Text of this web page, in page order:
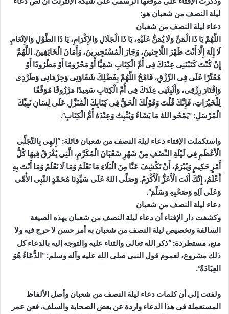
ليلة النصف من شعبان هو:
دعاء ليلة النصف من شعبان
اللَّهُمَّ يَا ذَا الْمَنِّ وَلَا يُمَنُّ عَلَيْهِ، يَا ذَا الْجَلَالِ وَالإِكْرَامِ، يَا ذَا الطَّوْلِ وَالإِنْعَامِ.
لَا إِلَهَ إِلَّا أَنْتَ ظَهْرَ اللَّاجِئينَ، وَجَارَ الْمُسْتَجِيرِينَ، وَأَمَانَ الْخَائِفِينَ. اللَّهُمَّ
إِنْ كُنْتَ كَتَبْتَنِى عِنْدَكَ فِى أُمِّ الْكِتَابِ شَقِيًّا أَوْ مَحْرُومًا أَوْ مَطْرُودًا أَوْ
مُقَتَّرًا عَلَى فِى الرِّزْقِ، فَامْحُ اللَّهُمَّ بِفَضْلِكَ شَقَاوَتِى وَحِرْمَانِى وَطَرْدِى
وَإِقْتَارَ رِزْقِى، وَأَثْبِتْنِى عِنْدَكَ فِى أُمِّ الْكِتَابِ سَعِيدًا مَرْزُوقًا مُوَفَّقًا
لِلْخَيْرَاتِ، فَإِنَّكَ قُلْتَ وَقَوْلُكَ الْحَقُّ فِى كِتَابِكَ الْمُنَزَّلِ عَلَى لِسَانِ نَبِيِّكَ
الْمُرْسَلِ: “يَمْحُو اللهُ مَا يَشَاءُ وَيُثْبِتُ وَعِنْدَهُ أُمُّ الْكِتَابِ”.
واستكملت الإفتاء دعاء ليلة النصف من شعبان قائلة: “إِلهِى بِالتَّجَلِّى
الْأَعْظَمِ فِى لَيْلَةِ النِّصْفِ مِنْ شَهْرِ شَعْبَانَ الْمُكَرَّمِ، الَّتِى يُفْرَقُ فِيهَا كُلُّ
أَمْرٍ حَكِيمٍ وَيُبْرَمُ، أَنْ تَكْشِفَ عَنَّا مِنَ الْبَلَاءِ مَا نَعْلَمُ وَمَا لَا نَعْلَمُ وَمَا أَنْتَ بِهِ
أَعْلَمُ، إِنَّكَ أَنْتَ الْأَعَزُّ الْأَكْرَمُ. وَصَلَّى اللهُ عَلَى سَيِّدِنَا مُحَمَّدٍ النَّبِى الأُمِّى
وَعَلَى آلِهِ وَصَحْبِهِ وَسَلَّمَ”.
دعاء ليلة النصف من شعبان
وكشفت دار الإفتاء أن دعاء ليلة النصف من شعبان يهذه الصيغة
السالفة وتخصيص ليلة النصف من شعبان به أمر حسن لا حرج فيه ولا
منع، مستطردة: “ذكر الله تعالى والثناء عليه والتوجه إليه بالدعاء كل
ذلك مشروع، لعموم قول النبى صلى الله عليه وآله وسلم: “الدُّعَاءُ هُوَ
العِبَادَةُ”.
ولفتت إلى أن كلمات دعاء ليلة النصف من شعبان وأصل الألفاظ
المستعملة فى هذا الدعاء واردة عن بعض الصحابة والسلف، فعن عمر